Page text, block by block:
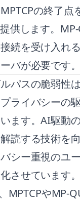
の終了点
供します。
続を受け入れ
バが必要です。
パスの脆弱性
ライバシーの
ます。AI駆動
読する技術を
シー重視のユ
させています。
MPTCPやMP-